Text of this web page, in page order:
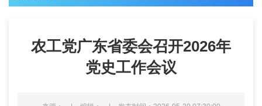
农工党广东省委会召开2026年
党史工作会议